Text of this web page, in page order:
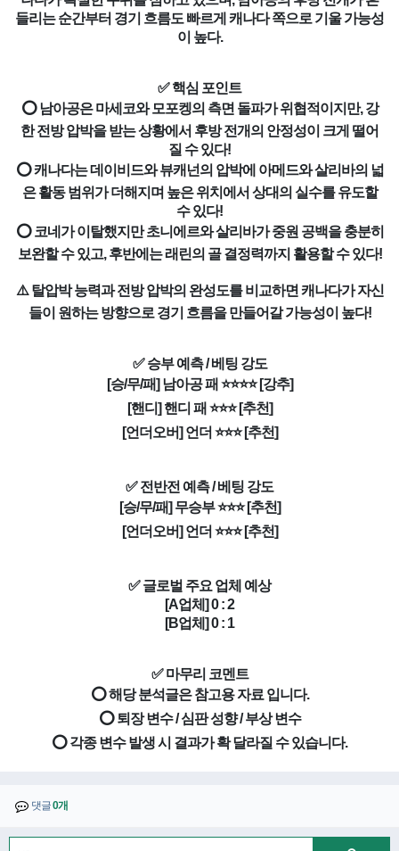
들리는 순간부터 경기 흐름도 빠르게 캐나다 쪽으로 기울 가능성
이 높다.
✅ 핵심 포인트
⭕ 남아공은 마세코와 모포켕의 측면 돌파가 위협적이지만, 강
한 전방 압박을 받는 상황에서 후방 전개의 안정성이 크게 떨어
질 수 있다!
⭕ 캐나다는 데이비드와 뷰캐넌의 압박에 아메드와 살리바의 넓
은 활동 범위가 더해지며 높은 위치에서 상대의 실수를 유도할
수 있다!
⭕ 코네가 이탈했지만 초니에르와 살리바가 중원 공백을 충분히
보완할 수 있고, 후반에는 래린의 골 결정력까지 활용할 수 있다!
⚠️ 탈압박 능력과 전방 압박의 완성도를 비교하면 캐나다가 자신
들이 원하는 방향으로 경기 흐름을 만들어갈 가능성이 높다!
✅ 승부 예측 / 베팅 강도
[승/무/패] 남아공 패 ⭐⭐⭐⭐ [강추]
[핸디] 핸디 패 ⭐⭐⭐ [추천]
[언더오버] 언더 ⭐⭐⭐ [추천]
✅ 전반전 예측 / 베팅 강도
[승/무/패] 무승부 ⭐⭐⭐ [추천]
[언더오버] 언더 ⭐⭐⭐ [추천]
✅ 글로벌 주요 업체 예상
[A업체] 0 : 2
[B업체] 0 : 1
✅ 마무리 코멘트
⭕ 해당 분석글은 참고용 자료 입니다.
⭕ 퇴장 변수 / 심판 성향 / 부상 변수
⭕ 각종 변수 발생 시 결과가 확 달라질 수 있습니다.
댓글0개